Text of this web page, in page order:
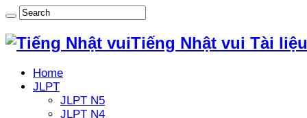
Tiếng Nhật vui Tài
Home
JLPT
JLPT N5
JLPT N4